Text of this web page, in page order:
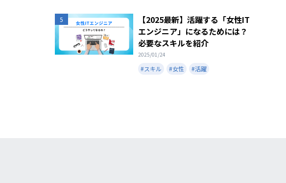
5
【2025最新】活躍する「女性IT
エンジニア」になるためには？
必要なスキルを紹介
2025/01/24
#スキル #女性 #活躍